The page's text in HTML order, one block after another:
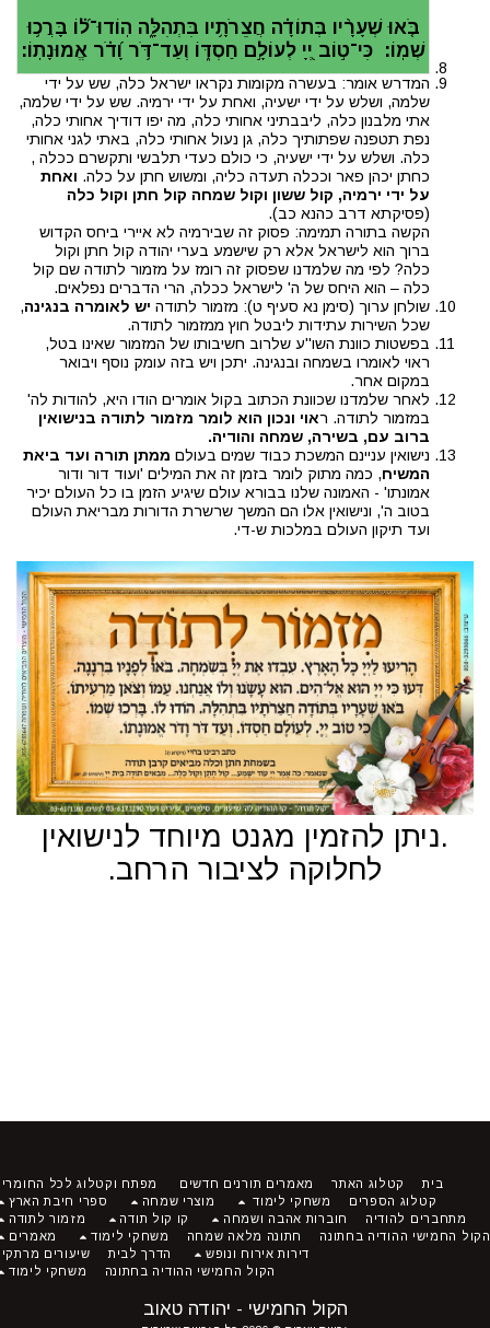
בֹּ֤אוּ שְׁעָרָ֨יו בְּתוֹדָ֗ה חֲצֵרֹתָ֥יו בִּתְהִלָּ֑ה הֽוֹדוּ־ל֝֗וֹ בָּרֲכ֥וּ
שְׁמֽוֹ: כִּי־ט֣וֹב יְ֭יָ לְעוֹלָ֣ם חַסְדּ֑וֹ וְעַד־דֹּ֥ר וָ֝דֹ֗ר אֱמוּנָתֽוֹ:
המדרש אומר: בעשרה מקומות נקראו ישראל כלה, שש על ידי
שלמה, ושלש על ידי ישעיה, ואחת על ידי ירמיה. שש על ידי שלמה,
אתי מלבנון כלה, ליבבתיני אחותי כלה, מה יפו דודיך אחותי כלה,
נפת תטפנה שפתותיך כלה, גן נעול אחותי כלה, באתי לגני אחותי
כלה. ושלש על ידי ישעיה, כי כולם כעדי תלבשי ותקשרם ככלה ,
כחתן יכהן פאר וככלה תעדה כליה, ומשוש חתן על כלה.ואחת
על ידי ירמיה, קול ששון וקול שמחה קול חתן וקול כלה
(פסיקתא דרב כהנא כב).
הקשה בתורה תמימה: פסוק זה שבירמיה לא איירי ביחס הקדוש
ברוך הוא לישראל אלא רק שישמע בערי יהודה קול חתן וקול
כלה? לפי מה שלמדנו שפסוק זה רומז על מזמור לתודה שם קול
כלה – הוא היחס של ה' לישראל ככלה, הרי הדברים נפלאים.
שולחן ערוך (סימן נא סעיף ט): מזמור לתודהיש לאומרה בנגינה,
שכל השירות עתידות ליבטל חוץ ממזמור לתודה.
בפשטות כוונת השו''ע שלרוב חשיבותו של המזמור שאינו בטל,
ראוי לאומרו בשמחה ובנגינה. יתכן ויש בזה עומק נוסף ויבואר
במקום אחר.
לאחר שלמדנו שכוונת הכתוב בקול אומרים הודו היא, להודות לה'
במזמור לתודה. ראוי ונכון הוא לומר מזמור לתודה בנישואין
ברוב עם, בשירה, שמחה והודיה.
נישואין עניינם המשכת כבוד שמים בעולםממתן תורה ועד ביאת
המשיח, כמה מתוק לומר בזמן זה את המילים 'ועוד דור ודור
אמונתו' - האמונה שלנו בבורא עולם שיגיע הזמן בו כל העולם יכיר
בטוב ה', ונישואין אלו הם המשך שרשרת הדורות מבריאת העולם
ועד תיקון העולם במלכות ש-די.
.ניתן להזמין מגנט מיוחד לנישואין
לחלוקה לציבור הרחב.
הקול החמישי - יהודה טאוב
בית קטלוג האתר מאמרים תורנים חדשים
מפתח וקטלוג לכל החומרים
קטלוג הספרים
משחקי לימוד מוצרי שמחה
ספרי חיבת הארץ
מתחברים להודיה
חוברות אהבה ושמחה קו קול תודה
מזמור לתודה
החמישי ההודיה בחתונה
חתונה מלאה שמחה משחקי לימוד
מאמרים
דירות אירוח ונופש
הדרך לבית
שיעורים מרתקים
הקול החמישי ההודיה בחתונה
משחקי לימוד